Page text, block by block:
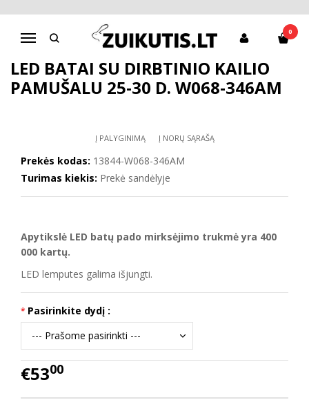
Navigacija
0
Pagrindinis
D.D.Step batai berniukams
LED Batai su dirbtinio kailio pamušalu 25-30 d. W068-346AM
LED BATAI SU DIRBTINIO KAILIO
PAMUŠALU 25-30 D. W068-346AM
Į PALYGINIMĄ Į NORŲ SĄRAŠĄ
Prekės kodas: 13844-W068-346AM
Turimas kiekis: Prekė sandėlyje
Apytikslė LED batų pado mirksėjimo trukmė yra 400
000 kartų.
LED lemputes galima išjungti.
Pasirinkite dydį :
€5300